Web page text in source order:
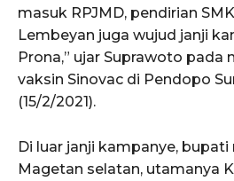
masuk RPJMD, pendirian
Lembeyan juga wujud janji
Prona,” ujar Suprawoto pada
vaksin Sinovac di Pendopo
(15/2/2021).
Di luar janji kampanye,
Magetan selatan, utamanya